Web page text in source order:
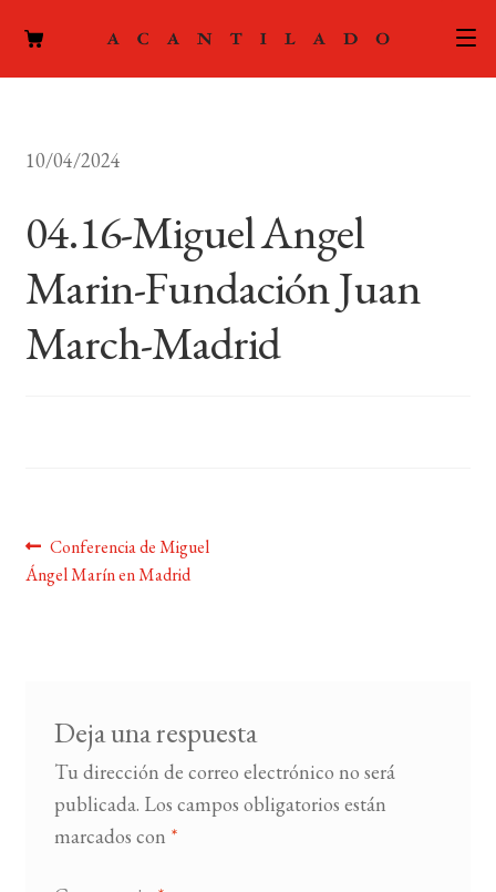
ACTUALIDAD
PODCAST
LA EDITORIAL
10/04/2024
04.16-Miguel Angel
Marin-Fundación Juan
March-Madrid
Navegación
de
Anterior:
Conferencia de Miguel
Ángel Marín en Madrid
Deja una respuesta
Tu dirección de correo electrónico no será
publicada. Los campos obligatorios están
marcados con *